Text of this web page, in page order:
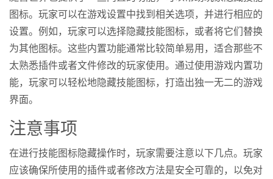
图标。玩家可以在游戏设置中找到相关选项，并进行相应的
设置。例如，玩家可以选择隐藏技能图标，或者将它们替换
为其他图标。这些内置功能通常比较简单易用，适合那些不
太熟悉插件或者文件修改的玩家使用。通过使用游戏内置功
能，玩家可以轻松地隐藏技能图标，打造出独一无二的游戏
界面。
注意事项
在进行技能图标隐藏操作时，玩家需要注意以下几点。玩家
应该确保所使用的插件或者修改方法是安全可靠的，以免对